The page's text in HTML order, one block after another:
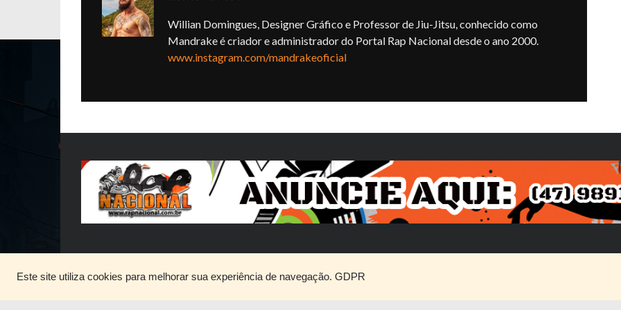
Este site utiliza cookies para melhorar sua experiência de navegação. GDPR
Willian Domingues, Designer Gráfico e Professor de Jiu-Jitsu, conhecido como
Mandrake é criador e administrador do Portal Rap Nacional desde o ano 2000.
www.instagram.com/mandrakeoficial
HOME QUEM SOMOS DIVULGUE SEU RAP